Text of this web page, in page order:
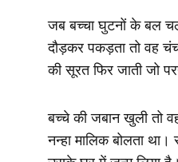
जब बच्‍चा घुटनों के बल
दौड़कर पकड़ता तो वह
की सूरत फिर जाती जो
बच्चे की जबान खुली तो
नन्हा मालिक बोलता